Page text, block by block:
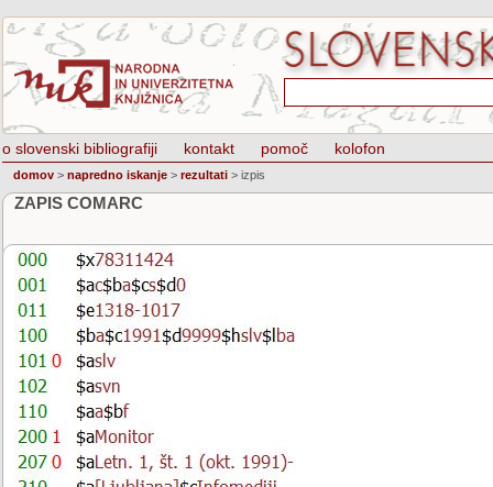
o slovenski bibliografiji kontakt pomoč kolofon
domov > napredno iskanje > rezultati > izpis
ZAPIS COMARC